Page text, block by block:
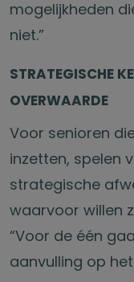
mogelijkheden
niet.”
STRATEGISCHE
OVERWAARDE
Voor senioren
inzetten, spelen
strategische
waarvoor willen
“Voor de één
aanvulling op